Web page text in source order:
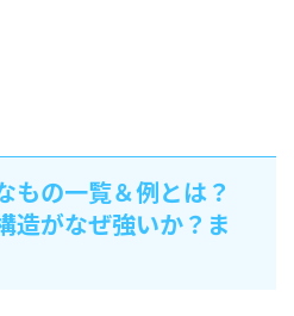
もの一覧＆例とは？
造がなぜ強いか？ま